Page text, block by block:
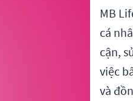
MB
cá
cận,
việc
và